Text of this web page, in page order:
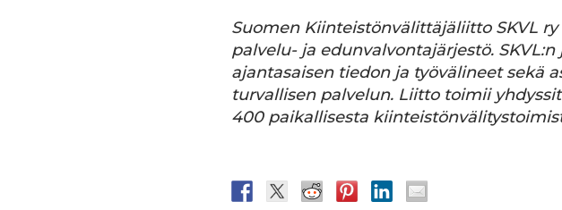
Suomen Kiinteistönvälittäjäliitto SKVL
palvelu- ja edunvalvontajärjestö.
ajantasaisen tiedon ja työvälineet sekä
turvallisen palvelun. Liitto toimii
400 paikallisesta